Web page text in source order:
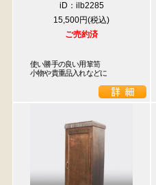
iD：ilb2285
15,500円
ご売約済
使い勝手の良い用箪笥
小物や貴重品入れなどに